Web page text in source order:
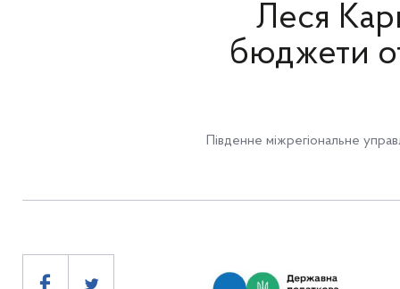
Леся
бюджети
Південне міжрегіональне